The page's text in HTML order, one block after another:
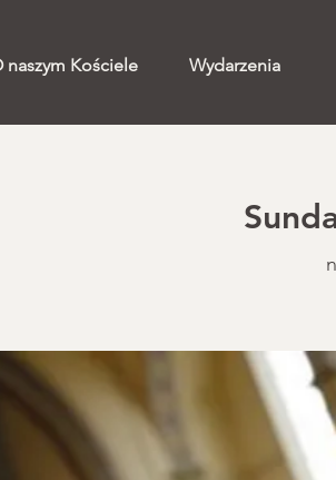
naszym Kościele Wydarzenia